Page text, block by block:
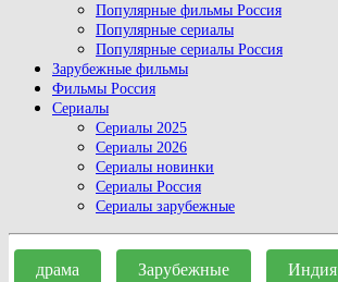
Популярные фильмы Россия
Популярные сериалы
Популярные сериалы Россия
Зарубежные фильмы
Фильмы Россия
Сериалы
Сериалы 2025
Сериалы 2026
Сериалы новинки
Сериалы Россия
Сериалы зарубежные
Close
Button
драма Зарубежные Индия